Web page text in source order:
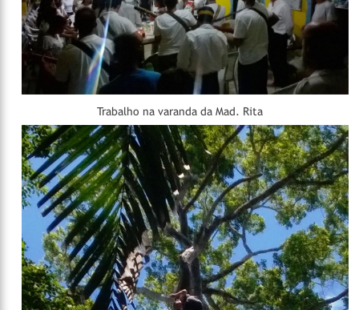
Trabalho na varanda da Mad. Rita